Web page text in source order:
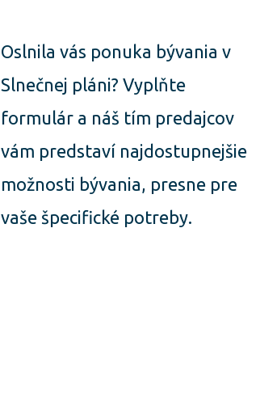
Oslnila vás ponuka bývania v
Slnečnej pláni? Vyplňte
formulár a náš tím predajcov
vám predstaví najdostupnejšie
možnosti bývania, presne pre
vaše špecifické potreby.